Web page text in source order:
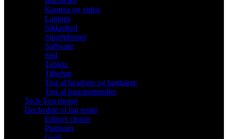
Kamera og video
Laptops
Sikkerhed
Smartphones
Software
Spil
Tablets
Tilbehør
Test af headsets og højttalere
Test af transportmidler
Tech-Test mener
Det bedste vi har testet
Editors choice
Platinum
Gold